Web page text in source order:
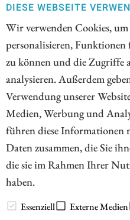
DIESE WEBSEITE
Wir verwenden Cookies,
personalisieren,
zu können und die Zugriffe
analysieren. Außerdem
Verwendung unserer
Medien, Werbung und
führen diese Informationen
Daten zusammen, die Sie
die sie im Rahmen Ihrer
haben.
Essenziell Externe Medien
und kein Analyst rät zum
kommende Woche wird es
ZUM KOMMENTAR
1 2 3 4 5 6
zu ESG bewussten